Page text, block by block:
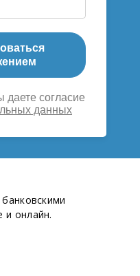
даете согласие
данных
и онлайн.